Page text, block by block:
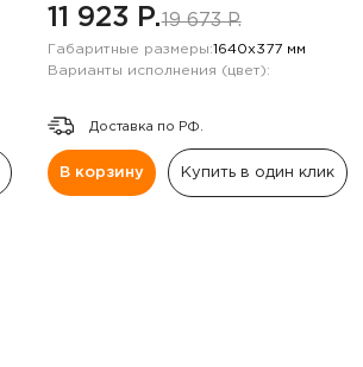
11 923 P.19 673 P.
Габаритные размеры:1640х377 мм
Варианты исполнения (цвет):
Доставка по РФ.
В корзину Купить в один клик